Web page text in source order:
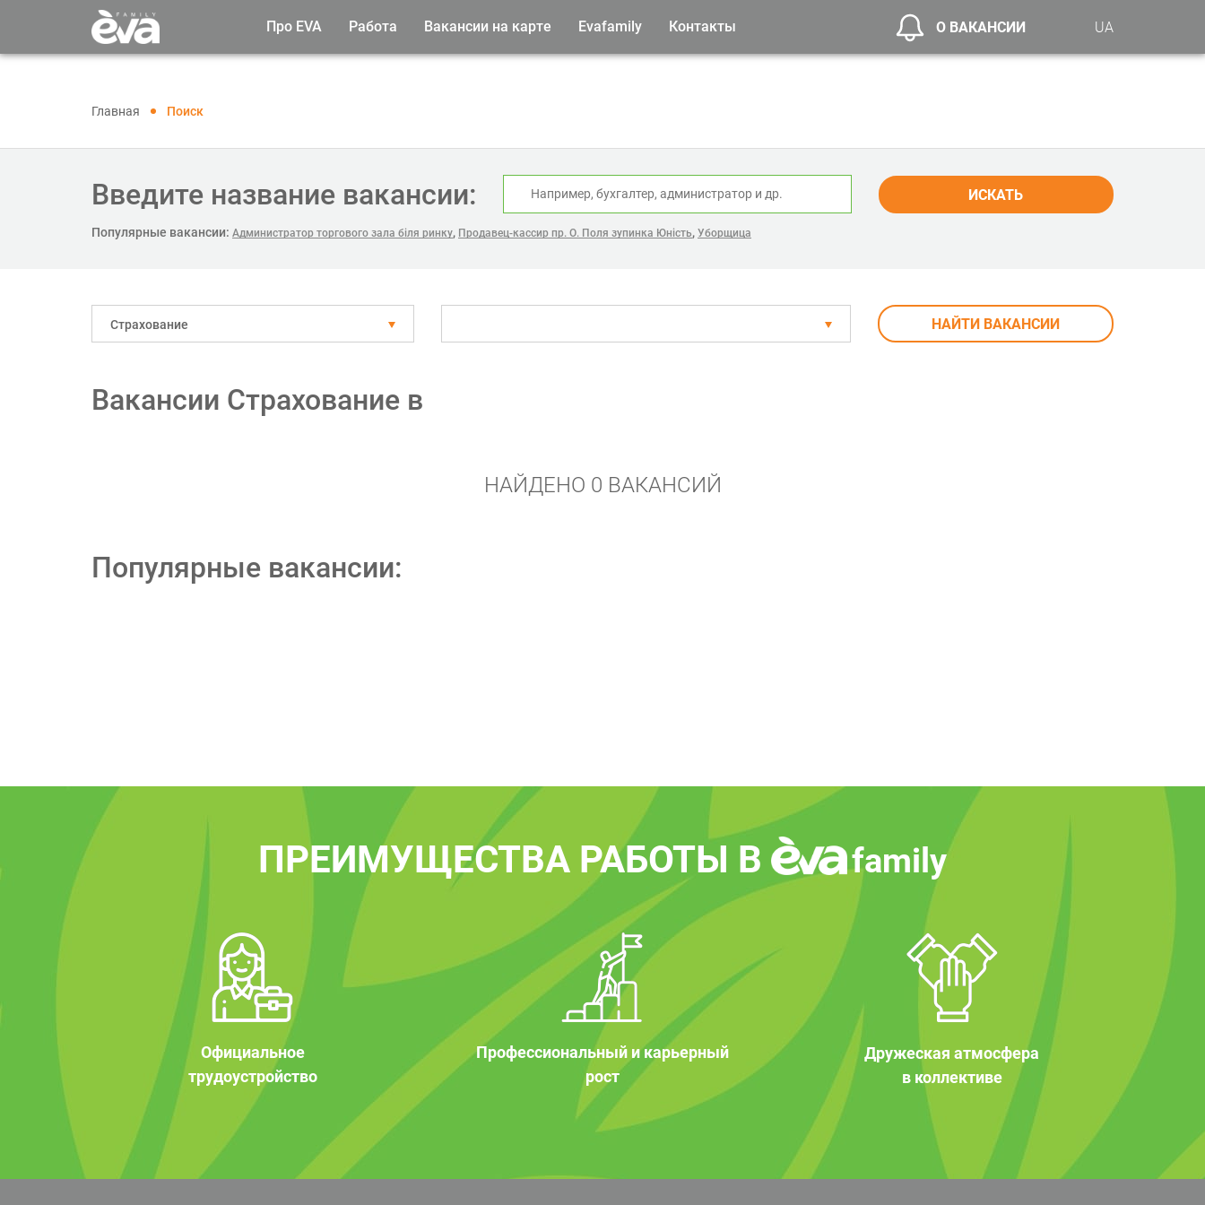
Про EVA Работа Вакансии на карте Evafamily Контакты О ВАКАНСИИ UA
Главная Поиск
Введите название вакансии: ИСКАТЬ
Популярные вакансии: Администратор торгового зала біля ринку, Продавец-кассир пр. О. Поля зупинка Юність, Уборщица
Страхование НАЙТИ ВАКАНСИИ
Вакансии Страхование в
НАЙДЕНО 0 ВАКАНСИЙ
Популярные вакансии:
ПРЕИМУЩЕСТВА РАБОТЫ В family
Официальное
трудоустройство
Профессиональный и карьерный
рост
Дружеская атмосфера
в коллективе